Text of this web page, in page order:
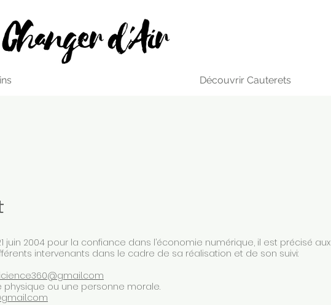
Découvrir Cauterets
juin 2004 pour la confiance dans l’économie numérique, il est précisé aux
intervenants dans le cadre de sa réalisation et de son suivi:
ou une personne morale.